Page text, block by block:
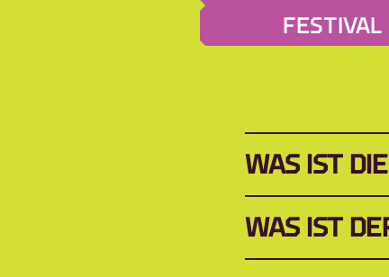
FESTIVAL
WAS IST
WAS IST